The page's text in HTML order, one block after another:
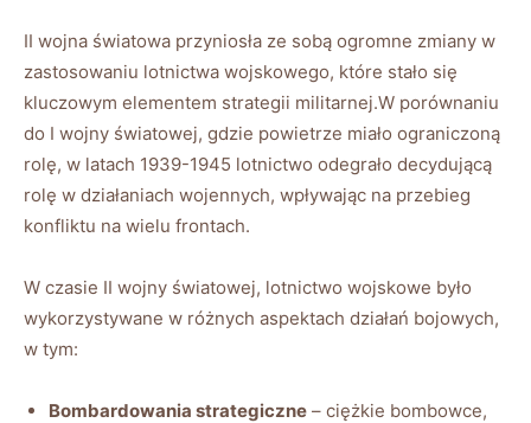
II wojna światowa przyniosła ze sobą ogromne zmiany w
zastosowaniu lotnictwa wojskowego, które stało się
kluczowym elementem strategii militarnej.W porównaniu
do I wojny światowej, gdzie powietrze miało ograniczoną
rolę, w latach 1939-1945 lotnictwo odegrało decydującą
rolę w działaniach wojennych, wpływając na przebieg
konfliktu na wielu frontach.
W czasie II wojny światowej, lotnictwo wojskowe było
wykorzystywane w różnych aspektach działań bojowych,
w tym:
Bombardowania strategiczne – ciężkie bombowce,